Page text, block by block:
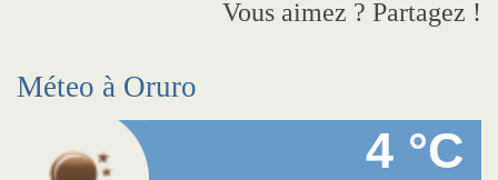
Vous aimez ? Partagez !
Méteo à Oruro
4 °C